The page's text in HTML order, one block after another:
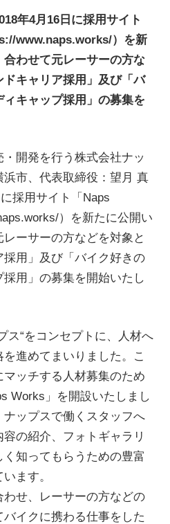
ュ
ー
年4月16日に採用サイト
www.naps.works/）を新
わせて元レーサーの方な
キャリア採用」及び「バ
キャップ採用」の募集を
開発を行う株式会社ナッ
市、代表取締役：望月 真
採用サイト「Naps
）を新たに公開い
ーサーの方などを対象と
採用」及び「バイク好きの
用」の募集を開始いたし
ス“をコンセプトに、人材へ
進めてまいりました。こ
ッチする人材募集のため
Works」を開設いたしまし
ップスで働くスタッフへ
の紹介、フォトギャラリ
知ってもらうための豊富
ます。
せ、レーサーの方などの
イクに携わる仕事をした